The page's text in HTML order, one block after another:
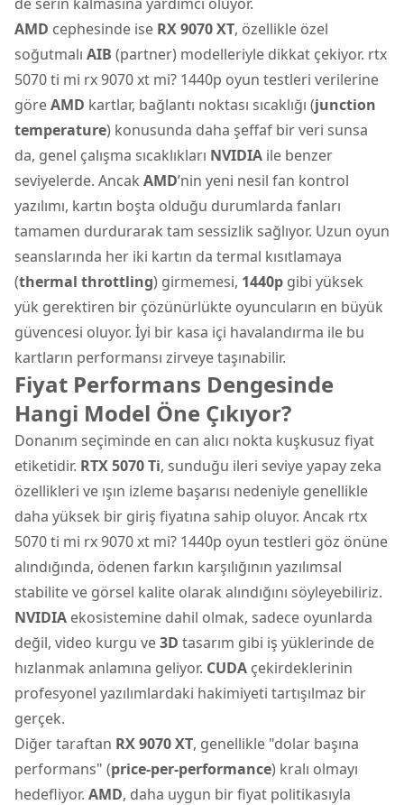
AMD cephesinde ise RX 9070 XT, özellikle özel
soğutmalı AIB (partner) modelleriyle dikkat çekiyor. rtx
5070 ti mi rx 9070 xt mi? 1440p oyun testleri verilerine
göreAMD kartlar, bağlantı noktası sıcaklığı (junction
temperature) konusunda daha şeffaf bir veri sunsa
da, genel çalışma sıcaklıkları NVIDIA ile benzer
seviyelerde. Ancak AMD’nin yeni nesil fan kontrol
yazılımı, kartın boşta olduğu durumlarda fanları
tamamen durdurarak tam sessizlik sağlıyor. Uzun oyun
seanslarında her iki kartın da termal kısıtlamaya
(thermal throttling) girmemesi, 1440p gibi yüksek
yük gerektiren bir çözünürlükte oyuncuların en büyük
güvencesi oluyor. İyi bir kasa içi havalandırma ile bu
kartların performansı zirveye taşınabilir.
Fiyat Performans Dengesinde
Hangi Model Öne Çıkıyor?
Donanım seçiminde en can alıcı nokta kuşkusuz fiyat
etiketidir. RTX 5070 Ti, sunduğu ileri seviye yapay zeka
özellikleri ve ışın izleme başarısı nedeniyle genellikle
daha yüksek bir giriş fiyatına sahip oluyor. Ancak rtx
5070 ti mi rx 9070 xt mi? 1440p oyun testleri göz önüne
alındığında, ödenen farkın karşılığının yazılımsal
stabilite ve görsel kalite olarak alındığını söyleyebiliriz.
NVIDIA ekosistemine dahil olmak, sadece oyunlarda
değil, video kurgu ve3D tasarım gibi iş yüklerinde de
hızlanmak anlamına geliyor. CUDA çekirdeklerinin
profesyonel yazılımlardaki hakimiyeti tartışılmaz bir
gerçek.
Diğer taraftan RX 9070 XT, genellikle "dolar başına
performans" (price-per-performance) kralı olmayı
hedefliyor. AMD, daha uygun bir fiyat politikasıyla